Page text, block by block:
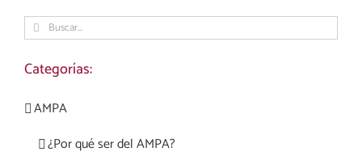
Buscar:
Categorías:
AMPA
¿Por qué ser del AMPA?